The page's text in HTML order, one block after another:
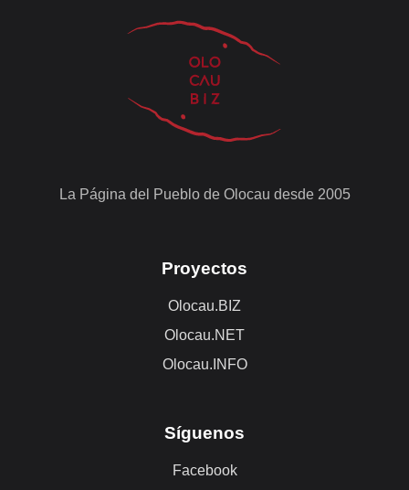
La Página del Pueblo de Olocau desde 2005
Proyectos
Olocau.BIZ
Olocau.NET
Olocau.INFO
Síguenos
Facebook